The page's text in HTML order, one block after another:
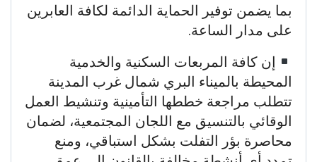
بما يضمن توفير الحماية الدائمة لكافة العابرين
على مدار الساعة.
إن كافة المربعات السكنية والخدمية
المحيطة بالميناء البري شمال غرب المدينة
تتطلب مراجعة خططها التأمينية وتنشيط العمل
الوقائي بالتنسيق مع اللجان المجتمعية، لضمان
محاصرة بؤر التفلت بشكل استباقي، ومنع